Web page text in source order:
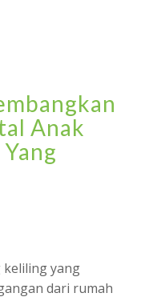
Anak
keliling yang
dari rumah